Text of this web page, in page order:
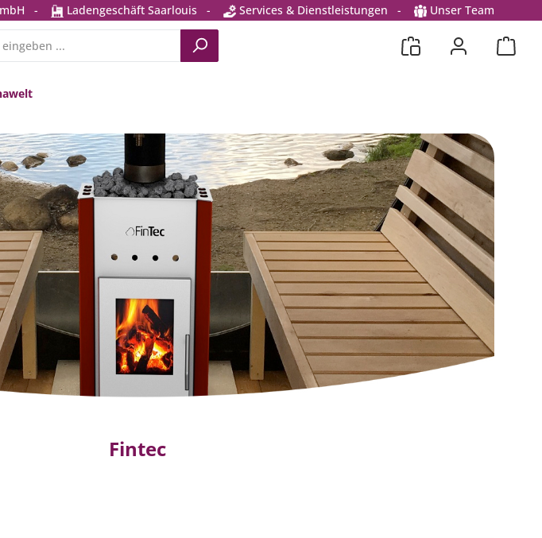
- Ladengeschäft Saarlouis - Services & Dienstleistungen - Unser Team
Fintec